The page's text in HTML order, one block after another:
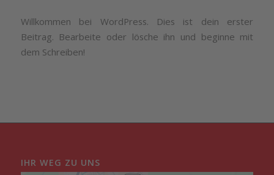
Willkommen bei WordPress. Dies ist dein erster
Beitrag. Bearbeite oder lösche ihn und beginne mit
dem Schreiben!
IHR WEG ZU UNS